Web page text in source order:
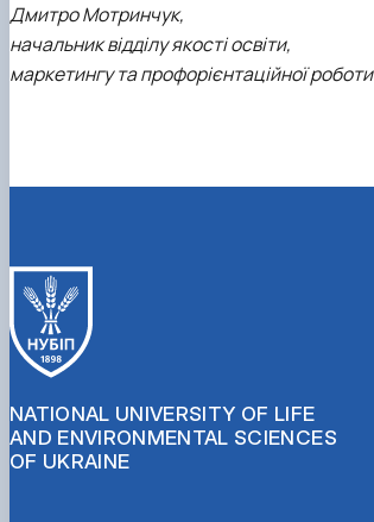
Дмитро Мотринчук,
начальник відділу якості освіти,
маркетингу та профорієнтаційної роботи
NATIONAL UNIVERSITY OF LIFE
AND ENVIRONMENTAL SCIENCES
OF UKRAINE